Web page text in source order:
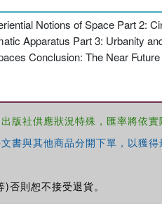
Notions of Space Part 2:
Apparatus Part 3: Urbanity
Conclusion: The Near
社供應狀況特殊，匯率將依實
與其他商品分開下單，以獲得
則恕不接受退貨。